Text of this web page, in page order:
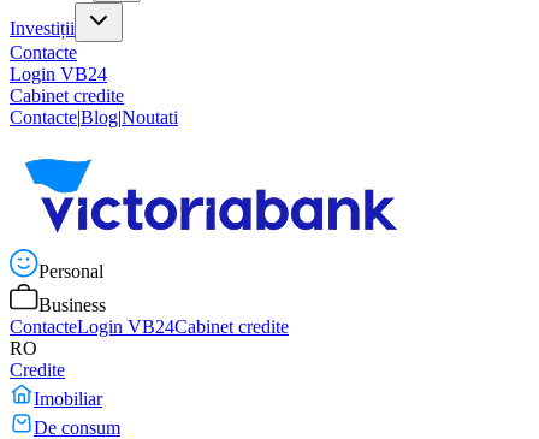
Investiții
Contacte
Login VB24
Cabinet credite
Contacte|Blog|Noutati
Personal
Business
ContacteLogin VB24Cabinet credite
RO
Credite
Imobiliar
De consum